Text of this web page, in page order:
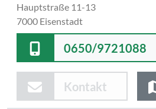
Hauptstraße 11-13
7000 Eisenstadt
0650/9721088
Kontakt